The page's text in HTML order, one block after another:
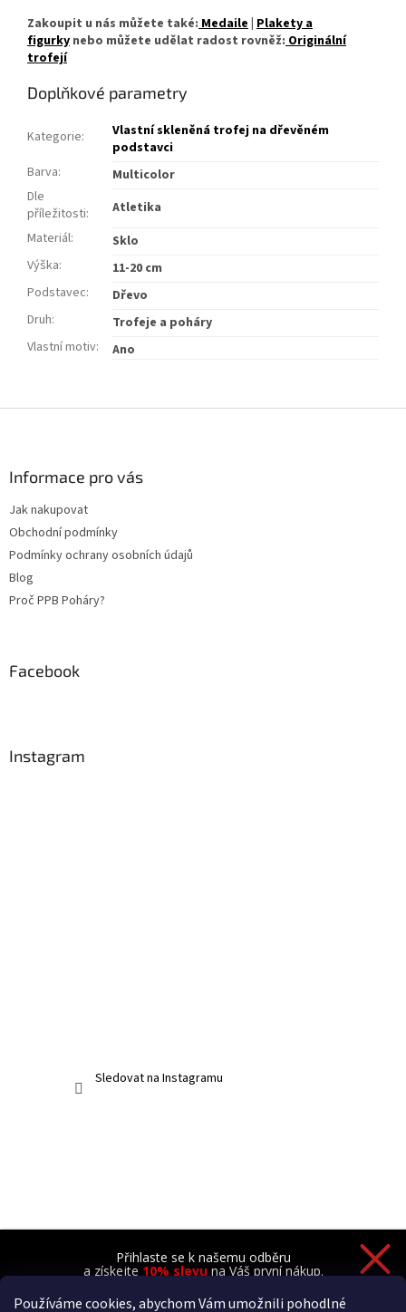
Používáme cookies, abychom Vám umožnili pohodlné
Zakoupit u nás můžete také:Medaile Plakety a
figurky nebo můžete udělat radost rovněž:Originální
trofejí
Doplňkové parametry
Kategorie:
Vlastní skleněná trofej na dřevěném
podstavci
Barva:
Multicolor
Dle
příležitosti:
Atletika
Materiál:
Sklo
Výška:
11-20 cm
Podstavec:
Dřevo
Druh:
Trofeje a poháry
Vlastní motiv: Ano
Informace pro vás
Jak nakupovat
Obchodní podmínky
Podmínky ochrany osobních údajů
Blog
Proč PPB Poháry?
Facebook
Instagram
Sledovat na Instagramu
Přihlaste se k našemu odběru
a získejte 10% slevu na Váš první nákup.